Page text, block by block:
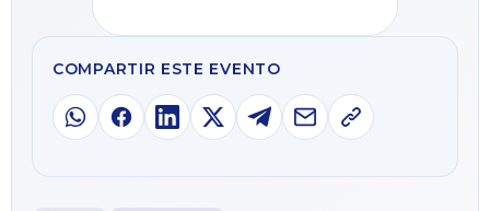
COMPARTIR ESTE EVENTO